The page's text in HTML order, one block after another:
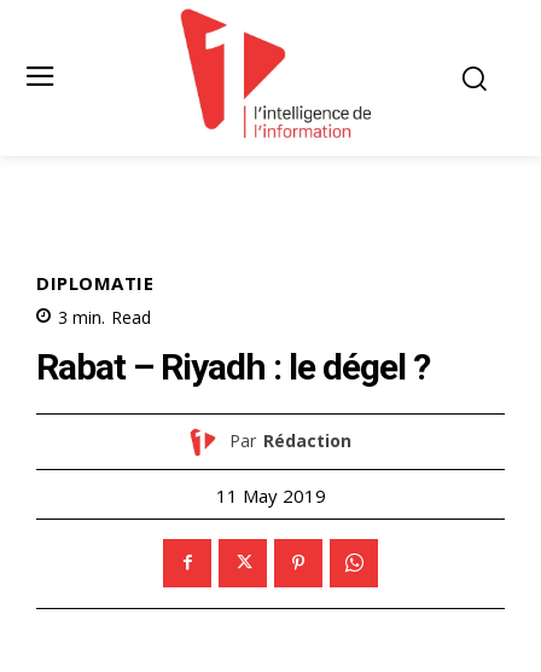
DIPLOMATIE
3 min. Read
Rabat – Riyadh : le dégel ?
Par Rédaction
11 May 2019